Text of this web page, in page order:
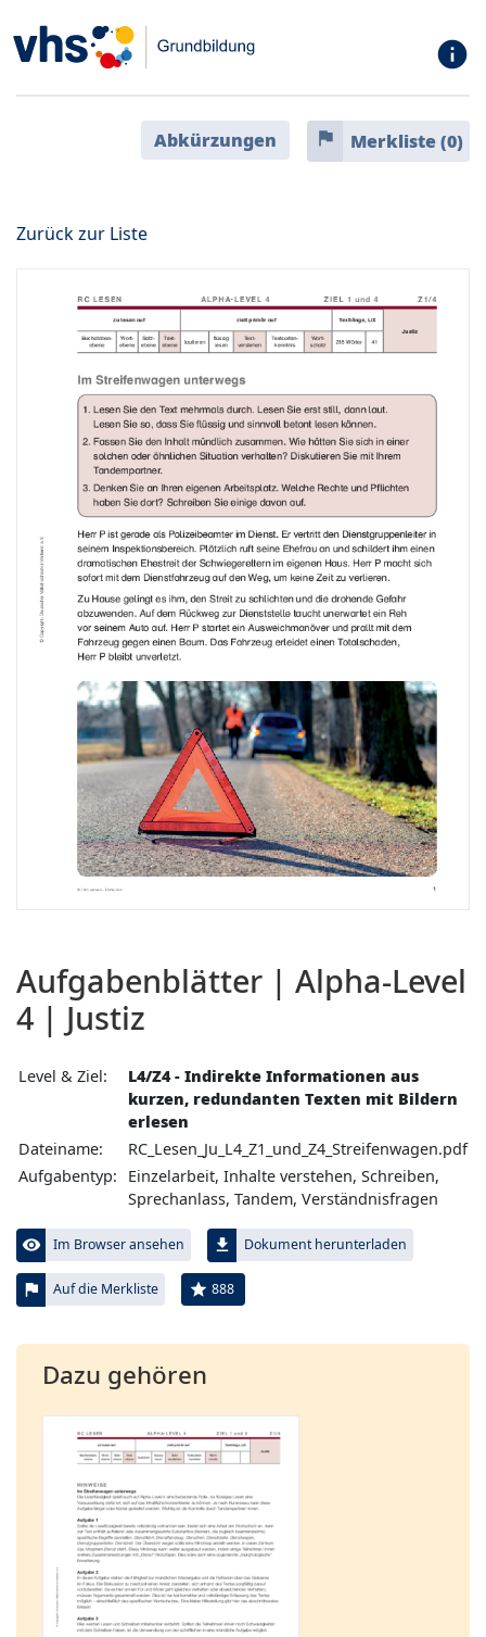
info
Abkürzungen flag Merkliste (0)
Zurück zur Liste
Aufgabenblätter | Alpha-Level
4 | Justiz
Level & Ziel:
L4/Z4 - Indirekte Informationen aus
kurzen, redundanten Texten mit Bildern
erlesen
Dateiname:
RC_Lesen_Ju_L4_Z1_und_Z4_Streifenwagen.pdf
Aufgabentyp:
Einzelarbeit, Inhalte verstehen, Schreiben,
Sprechanlass, Tandem, Verständnisfragen
visibility Im Browser ansehen file_download Dokument herunterladen
flag Auf die Merkliste star 888
Dazu gehören